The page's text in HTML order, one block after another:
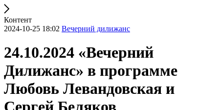
Контент
2024-10-25 18:02 Вечерний дилижанс
24.10.2024 «Вечерний
Дилижанс» в программе
Любовь Левандовская и